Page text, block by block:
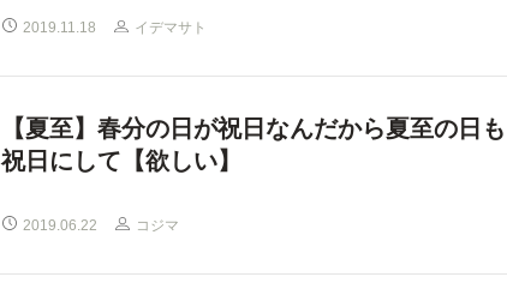
2019.11.18 イデマサト
【夏至】春分の日が祝日なんだから夏至の日も
祝日にして【欲しい】
2019.06.22 コジマ